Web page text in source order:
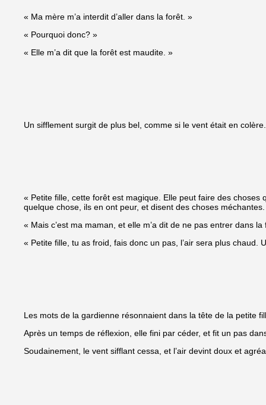
« Ma mère m’a interdit d’aller dans la forêt. »
« Pourquoi donc? »
« Elle m’a dit que la forêt est maudite. »
Un sifflement surgit de plus bel, comme si le vent était en colère.
« Petite fille, cette forêt est magique. Elle peut faire des
quelque chose, ils en ont peur, et disent des choses
« Mais c’est ma maman, et elle m’a dit de ne pas entrer dans la
« Petite fille, tu as froid, fais donc un pas, l’air sera plus chaud.
Les mots de la gardienne résonnaient dans la tête de la petite
Après un temps de réflexion, elle fini par céder, et fit un pas
Soudainement, le vent sifflant cessa, et l’air devint doux et